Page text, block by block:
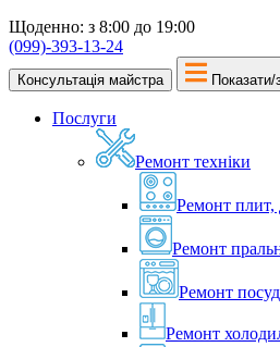
Щоденно: з 8:00 до 19:00
(099)-393-13-24
Консультація майстра
Послуги
Ремонт техніки
Ремонт плит,
Ремонт
Ремонт
Ремонт